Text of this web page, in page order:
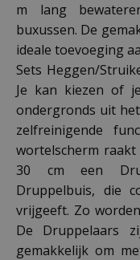
m lang
buxussen. De
ideale toevoeging
Sets Heggen/
Je kan kiezen of
ondergronds uit
zelfreinigende
wortelscherm
30 cm een
Druppelbuis, die
vrijgeeft. Zo
De Druppelaars
gemakkelijk om